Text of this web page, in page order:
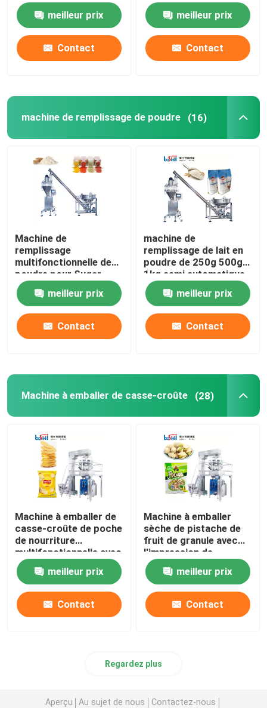
rotatoire 100G 500G
de pochemeilleur prix
Contact
étiquetage
meilleur prix
Contact
machine de remplissage de poudre (16)
Machine de
remplissage
multifonctionnelle de
poudre pour Sugar
Flour Food Powder
meilleur prix
Contact
machine de
remplissage de lait en
poudre de 250g 500g
1kg semi automatique
avec le contrôle de PLC
meilleur prix
Contact
Machine à emballer de casse-croûte (28)
Machine à emballer de
casse-croûte de poche
de nourriture
multifonctionnelle avec
le peseur de Multihead
meilleur prix
Contact
Machine à emballer
sèche de pistache de
fruit de granule avec
l'impression de
scellage de étiquetage
de datemeilleur prix
Contact
Regardez plus
Aperçu Au sujet de nous Contactez-nous